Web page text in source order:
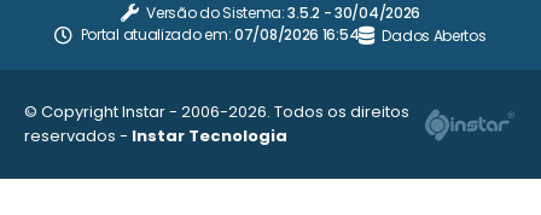
Versão do Sistema:3.5.2 - 30/04/2026
Portal atualizado em:07/08/2026 16:54 Dados Abertos
© Copyright Instar - 2006-2026. Todos os direitos
reservados - Instar Tecnologia